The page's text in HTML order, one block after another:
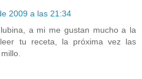
2009 a las 21:34
a mi me gustan mucho a la
tu receta, la próxima vez las